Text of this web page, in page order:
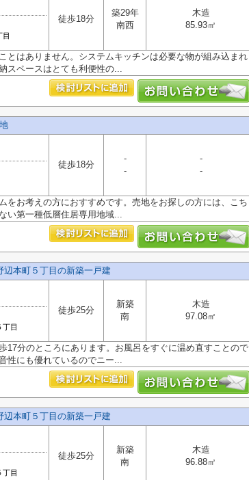
目
徒歩18分
築29年
南西
木造
85.93㎡
とはありません。システムキッチンは必要な物が組み込まれ
スペースはとても利便性の...
徒歩18分
-
-
-
-
をお考えの方におすすめです。売地をお探しの方には、こち
い第一種低層住居専用地域...
辺本町５丁目の新築一戸建
丁目
徒歩25分
新築
南
木造
97.08㎡
17分のところにあります。お風呂をすぐに温め直すことので
性にも優れているのでニー...
辺本町５丁目の新築一戸建
丁目
徒歩25分
新築
南
木造
96.88㎡